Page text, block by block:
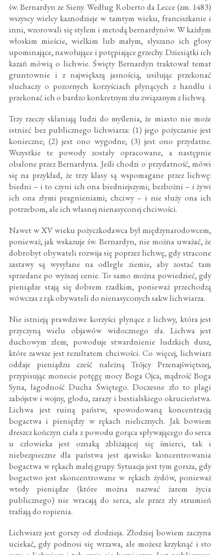
św. Bernardyn ze Sieny. Według Roberto da Lecce (zm. 1483)
wszyscy wielcy kaznodzieje w tamtym wieku, franciszkanie i
inni, wzorowali się stylem i metodą bernardynów. W każdym
włoskim mieście, wielkim lub małym, słyszano ich głosy
upominające, nawołujące i potępiające grzechy. Dziesiątki ich
kazań mówią o lichwie. Święty Bernardyn traktował temat
gruntownie i z największą jasnością, usiłując przekonać
słuchaczy o pozornych korzyściach płynących z handlu i
przekonać ich o bardzo konkretnym złu związanym z lichwą.
Trzy rzeczy skłaniają ludzi do myślenia, że miasto nie może
istnieć bez publicznego lichwiarza: (1) jego pożyczanie jest
konieczne; (2) jest ono wygodne; (3) jest ono przydatne.
Wszystkie te powody zostały opracowane, a następnie
obalone przez Bernardyna. Jeśli chodzi o przydatność, mówi
się na przykład, że trzy klasy są wspomagane przez lichwę:
biedni – i to czyni ich ona biedniejszymi; bezbożni – i żywi
ich ona złymi pragnieniami; chciwy – i nie służy ona ich
potrzebom, ale ich własnej nienasyconej chciwości.
Nawet w XV wieku pożyczkodawca był międzynarodowcem,
ponieważ, jak wskazuje św. Bernardyn, nie można uważać, że
dobrobyt obywateli rozwija się poprzez lichwę, gdy stracone
zastawy są wysyłane na odległe ziemie, aby zostać tam
sprzedane po wyższej cenie. To samo można powiedzieć, gdy
pieniądze stają się dobrem rzadkim, ponieważ przechodzą
wówczas z rąk obywateli do nienasyconych sakw lichwiarza.
Nie istnieją prawdziwe korzyści płynące z lichwy, która jest
przyczyną wielu objawów widocznego zła. Lichwa jest
duchowym złem; powoduje stwardnienie ludzkich dusz,
które zawsze jest rezultatem chciwości. Co więcej, lichwiarz
oddaje pieniądzu cześć należną Trójcy Przenajświętszej,
przypisując monecie potęgę mocy Boga Ojca, mądrość Boga
Syna, łagodność Ducha Świętego. Doczesne zło to plagi
zabójstw i wojny, głodu, zarazy i bestialskiego okrucieństwa.
Lichwa jest ruiną państw, spowodowaną koncentracją
bogactwa i pieniędzy w rękach nielicznych. Jak bowiem
dreszcz kończyn ciała z powodu gorąca spływającego do serca
u człowieka jest oznaką zbliżającej się śmierci, tak i
niebezpieczne dla państwa jest zjawisko koncentrowania
bogactwa w rękach małej grupy. Sytuacja jest tym gorsza, gdy
bogactwo jest skoncentrowane w rękach żydów, ponieważ
wtedy pieniądze (które można nazwać żarem życia
publicznego) nie wracają do serca, ale przez zły strumień
trafiają do ropienia.
Lichwiarz jest gorszy od złodzieja. Złodziej bowiem zaczyna
uciekać, gdy podnosi się wrzawa, ale możesz krzyknąć i sto